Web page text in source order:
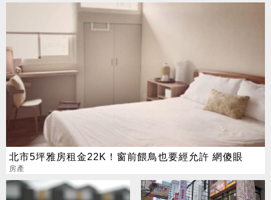
北市5坪雅房租金22K！窗前餵鳥也要經允許 網傻眼
房產